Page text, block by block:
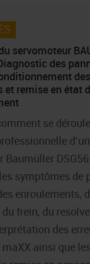
servomoteur
des
des
et remise en état
se
d’un
Baumüller
symptômes de
enroulements,
frein, du
des
ainsi que